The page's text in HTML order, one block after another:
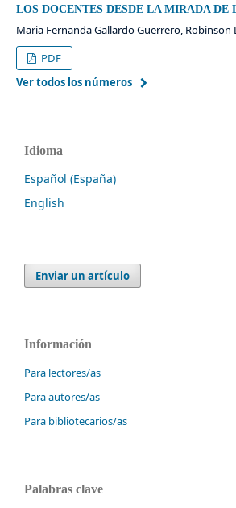
LOS DOCENTES DESDE LA MIRADA DE
Maria Fernanda Gallardo Guerrero,
PDF
Ver todos los números
Idioma
Español (España)
English
Enviar un artículo
Información
Para lectores/as
Para autores/as
Para bibliotecarios/as
Palabras clave